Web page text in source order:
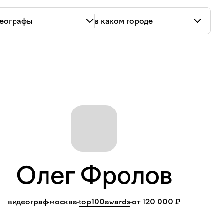
Олег Фролов
видеограф москва top100awardsот 120 000 ₽